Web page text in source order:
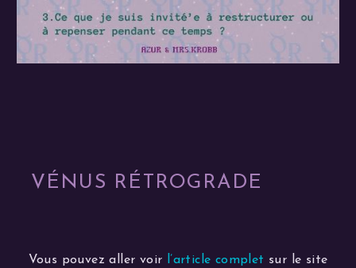
VÉNUS RÉTROGRADE
Vous pouvez aller voir l’article complet sur le site